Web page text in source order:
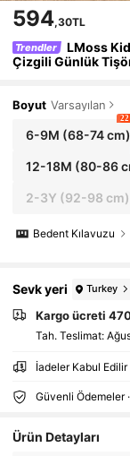
594,30TL
Trendler
LMoss
Çizgili Günlük
Boyut Varsayılan
6-9M (68-74 cm)
12-18M (80-86
2-3Y (92-98 cm)
Bedent Kılavuzu
Sevk yeri Turkey
Kargo ücreti
Tah. Teslimat:
İadeler Kabul Edilir
Güvenli Ödemeler
Ürün Detayları